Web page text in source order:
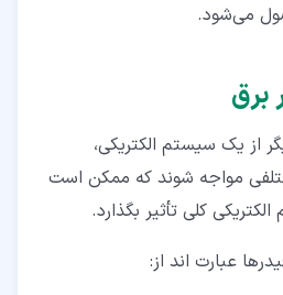
می‌شود.
از یک سیستم الکتریکی،
مواجه شوند که ممکن است
کلی تأثیر بگذارد.
عبارت اند از: